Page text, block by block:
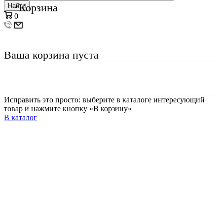
Найти
0
Корзина
Ваша корзина пуста
Исправить это просто: выберите в каталоге интересующий
товар и нажмите кнопку «В корзину»
В каталог